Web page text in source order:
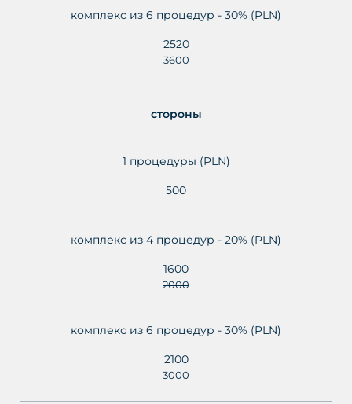
комплекс из 6 процедур - 30% (PLN)
2520
3600
стороны
1 процедуры (PLN)
500
комплекс из 4 процедур - 20% (PLN)
1600
2000
комплекс из 6 процедур - 30% (PLN)
2100
3000